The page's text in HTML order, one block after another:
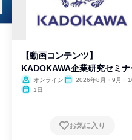
【動画コンテンツ】
KADOKAWA企業研究セミナ
オンライン
2026年8月・9月・
1日
お気に入り